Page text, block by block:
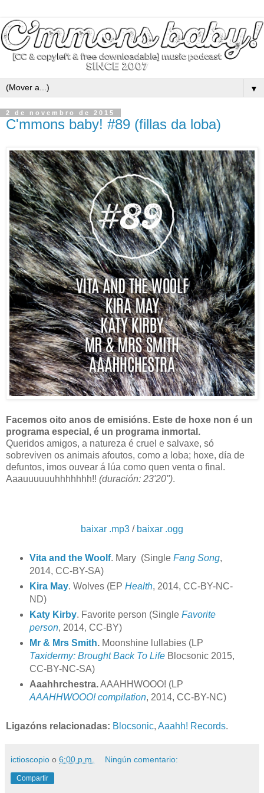
▼
2 de novembro de 2015
C'mmons baby! #89 (fillas da loba)
Facemos oito anos de emisións. Este de hoxe non é un
programa especial, é un programa inmortal.
Queridos amigos, a natureza é cruel e salvaxe, só
sobreviven os animais afoutos, como a loba; hoxe, día de
defuntos, imos ouvear á lúa como quen venta o final.
Aaauuuuuuhhhhhhh!! (duración: 23'20'').
baixar .mp3 / baixar .ogg
Vita and the Woolf. Mary (Single Fang Song,
2014, CC-BY-SA)
Kira May. Wolves (EP Health, 2014, CC-BY-NC-
ND)
Katy Kirby. Favorite person (Single Favorite
person, 2014, CC-BY)
Mr & Mrs Smith.Moonshine lullabies (LP
Taxidermy: Brought Back To LifeBlocsonic 2015,
CC-BY-NC-SA)
Aaahhrchestra.AAAHHWOOO! (LP
AAAHHWOOO! compilation, 2014, CC-BY-NC)
Ligazóns relacionadas: Blocsonic, Aaahh! Records.
ictioscopio o 6:00 p.m. Ningún comentario:
Compartir